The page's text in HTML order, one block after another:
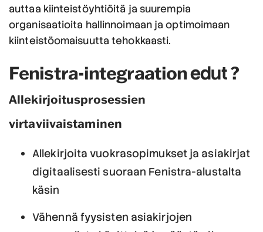
auttaa kiinteistöyhtiöitä ja suurempia
organisaatioita hallinnoimaan ja optimoimaan
kiinteistöomaisuutta tehokkaasti.
Fenistra-integraationedut?
Allekirjoitusprosessien
virtaviivaistaminen
Allekirjoita vuokrasopimukset ja asiakirjat
digitaalisesti suoraan Fenistra-alustalta
käsin
Vähennä fyysisten asiakirjojen